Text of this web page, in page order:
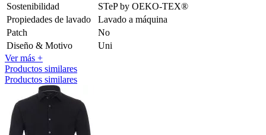
Sostenibilidad
STeP by OEKO-TEX®
Propiedades de lavado
Lavado a máquina
Patch
No
Diseño & Motivo
Uni
Ver más +
Productos similares
Productos similares